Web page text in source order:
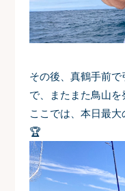
その後、真鶴手前
で、またまた鳥山を
ここでは、本日最
🏆